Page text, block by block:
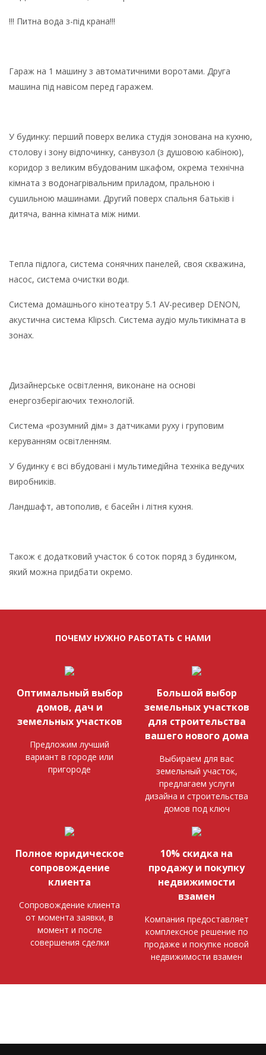
!!! Питна вода з-під крана!!!
Гараж на 1 машину з автоматичними воротами. Друга
машина під навісом перед гаражем.
У будинку: перший поверх велика студія зонована на кухню,
столову і зону відпочинку, санвузол (з душовою кабіною),
коридор з великим вбудованим шкафом, окрема технічна
кімната з водонагрівальним приладом, пральною і
сушильною машинами. Другий поверх спальня батьків і
дитяча, ванна кімната між ними.
Тепла підлога, система сонячних панелей, своя скважина,
насос, система очистки води.
Система домашнього кінотеатру 5.1 AV-ресивер DENON,
акустична система Klipsch. Система аудіо мультикімната в
зонах.
Дизайнерське освітлення, виконане на основі
енергозберігаючих технологій.
Система «розумний дім» з датчиками руху і груповим
керуванням освітленням.
У будинку є всі вбудовані і мультимедійна техніка ведучих
виробників.
Ландшафт, автополив, є басейн і літня кухня.
Також є додатковий участок 6 соток поряд з будинком,
який можна придбати окремо.
ПОЧЕМУ НУЖНО РАБОТАТЬ С НАМИ
Оптимальный выбор
домов, дач и
земельных участков
Предложим лучший
вариант в городе или
пригороде
Большой выбор
земельных участков
для строительства
вашего нового дома
Выбираем для вас
земельный участок,
предлагаем услуги
дизайна и строительства
домов под ключ
Полное юридическое
сопровождение
клиента
Сопровождение клиента
от момента заявки, в
момент и после
совершения сделки
10% скидка на
продажу и покупку
недвижимости
взамен
Компания предоставляет
комплексное решение по
продаже и покупке новой
недвижимости взамен